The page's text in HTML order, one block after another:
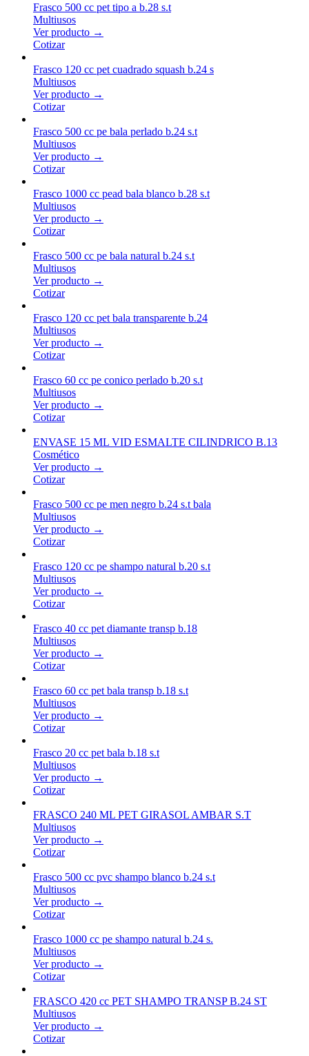
Frasco 500 cc pet tipo a b.28 s.t
Multiusos
Ver producto →
Cotizar
Frasco 120 cc pet cuadrado squash b.24 s
Multiusos
Ver producto →
Cotizar
Frasco 500 cc pe bala perlado b.24 s.t
Multiusos
Ver producto →
Cotizar
Frasco 1000 cc pead bala blanco b.28 s.t
Multiusos
Ver producto →
Cotizar
Frasco 500 cc pe bala natural b.24 s.t
Multiusos
Ver producto →
Cotizar
Frasco 120 cc pet bala transparente b.24
Multiusos
Ver producto →
Cotizar
Frasco 60 cc pe conico perlado b.20 s.t
Multiusos
Ver producto →
Cotizar
ENVASE 15 ML VID ESMALTE CILINDRICO B.13
Cosmético
Ver producto →
Cotizar
Frasco 500 cc pe men negro b.24 s.t bala
Multiusos
Ver producto →
Cotizar
Frasco 120 cc pe shampo natural b.20 s.t
Multiusos
Ver producto →
Cotizar
Frasco 40 cc pet diamante transp b.18
Multiusos
Ver producto →
Cotizar
Frasco 60 cc pet bala transp b.18 s.t
Multiusos
Ver producto →
Cotizar
Frasco 20 cc pet bala b.18 s.t
Multiusos
Ver producto →
Cotizar
FRASCO 240 ML PET GIRASOL AMBAR S.T
Multiusos
Ver producto →
Cotizar
Frasco 500 cc pvc shampo blanco b.24 s.t
Multiusos
Ver producto →
Cotizar
Frasco 1000 cc pe shampo natural b.24 s.
Multiusos
Ver producto →
Cotizar
FRASCO 420 cc PET SHAMPO TRANSP B.24 ST
Multiusos
Ver producto →
Cotizar